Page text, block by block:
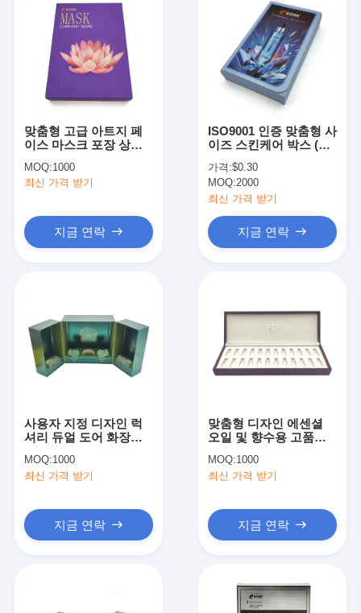
맞춤형 고급 아트지 페
이스 마스크 포장 상자
체 디자인)
MOQ:1000
최신 가격 받기
지금 연락
ISO9001 인증 맞춤형 사
이즈 스킨케어 박스 (화
제작)
가격:$0.30
MOQ:2000
최신 가격 받기
지금 연락
사용자 지정 디자인 럭
셔리 듀얼 도어 화장품
시간 및 카보드 재료
MOQ:1000
최신 가격 받기
지금 연락
맞춤형 디자인 에센셜
오일 및 향수용 고품질
MOQ:1000
최신 가격 받기
지금 연락